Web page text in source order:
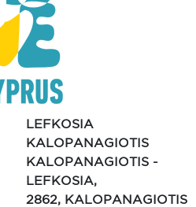
LEFKOSIA
KALOPANAGIOTIS
KALOPANAGIOTIS -
LEFKOSIA,
2862, KALOPANAGIOTIS